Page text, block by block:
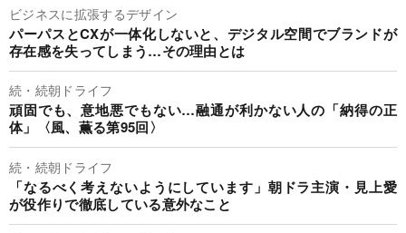
ビジネスに拡張するデザイン
パーパスとCXが一体化しないと、デジタル空間でブランドが
存在感を失ってしまう…その理由とは
続・続朝ドライフ
頑固でも、意地悪でもない…融通が利かない人の「納得の正
体」〈風、薫る第95回〉
続・続朝ドライフ
「なるべく考えないようにしています」朝ドラ主演・見上愛
が役作りで徹底している意外なこと